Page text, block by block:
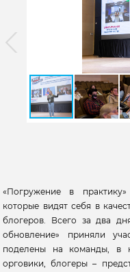
«Погружение в
которые видят себя в
блогеров. Всего за два
обновление» приняли
поделены на команды, в
орговики, блогеры –